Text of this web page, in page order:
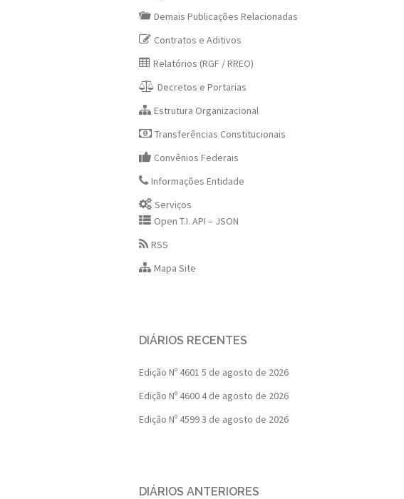
Demais Publicações Relacionadas
Contratos e Aditivos
Relatórios (RGF / RREO)
Decretos e Portarias
Estrutura Organizacional
Transferências Constitucionais
Convênios Federais
Informações Entidade
Serviços
Open T.I. API – JSON
RSS
Mapa Site
DIÁRIOS RECENTES
Edição Nº 4601 5 de agosto de 2026
Edição Nº 4600 4 de agosto de 2026
Edição Nº 45993 de agosto de 2026
DIÁRIOS ANTERIORES